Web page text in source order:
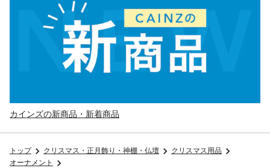
カインズの新商品・新着商品
トップ クリスマス・正月飾り・神棚・仏壇
クリスマス用品
オーナメント